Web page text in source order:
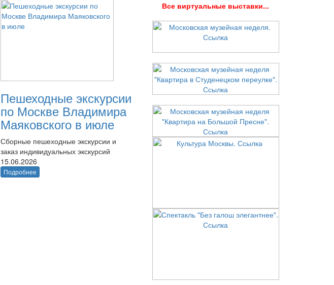
Пешеходные экскурсии
по Москве Владимира
Маяковского в июле
Сборные пешеходные экскурсии и
заказ индивидуальных экскурсий
15.06.2026
Подробнее
Все виртуальные выставки...